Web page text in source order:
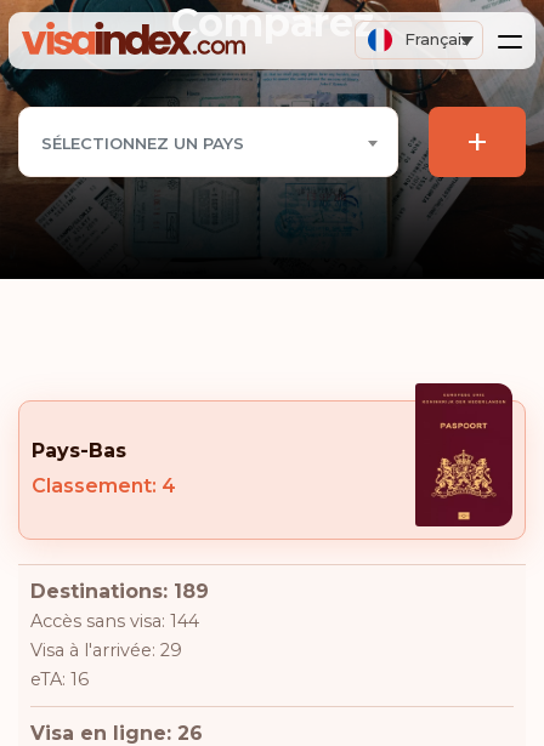
Français
Comparez
SÉLECTIONNEZ UN PAYS +
Pays-Bas
Classement: 4
Destinations: 189
Accès sans visa: 144
Visa à l'arrivée: 29
eTA: 16
Visa en ligne: 26